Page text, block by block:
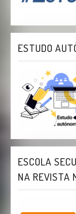
ESTUDO
ESCOLA
NA REVISTA